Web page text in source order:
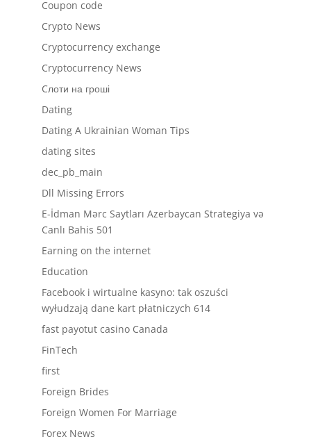
Coupon code
Crypto News
Cryptocurrency exchange
Cryptocurrency News
Cлоти на гроші
Dating
Dating A Ukrainian Woman Tips
dating sites
dec_pb_main
Dll Missing Errors
E-İdman Mərc Saytları Azerbaycan Strategiya və
Canlı Bahis 501
Earning on the internet
Education
Facebook i wirtualne kasyno: tak oszuści
wyłudzają dane kart płatniczych 614
fast payotut casino Canada
FinTech
first
Foreign Brides
Foreign Women For Marriage
Forex News